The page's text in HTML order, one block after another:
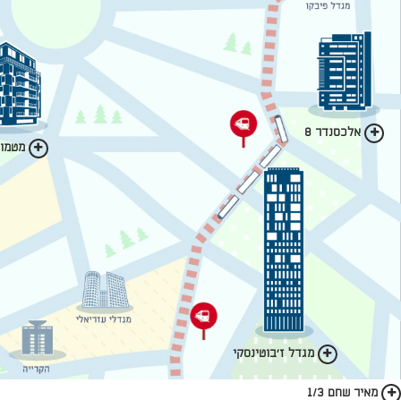
מאיר שחם 1/3
מגדל ז'בוטינסקי
אלכסנדר 8